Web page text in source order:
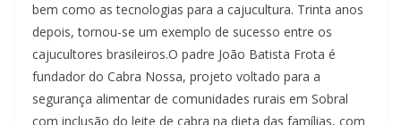
bem como as tecnologias para a cajucultura. Trinta anos
depois, tornou-se um exemplo de sucesso entre os
cajucultores brasileiros.O padre João Batista Frota é
fundador do Cabra Nossa, projeto voltado para a
segurança alimentar de comunidades rurais em Sobral
com inclusão do leite de cabra na dieta das famílias, com